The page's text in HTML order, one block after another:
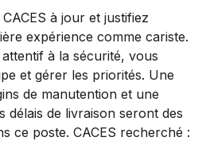
à jour et justifiez
expérience comme cariste.
à la sécurité, vous
et gérer les priorités. Une
de manutention et une
délais de livraison seront des
ce poste. CACES recherché :